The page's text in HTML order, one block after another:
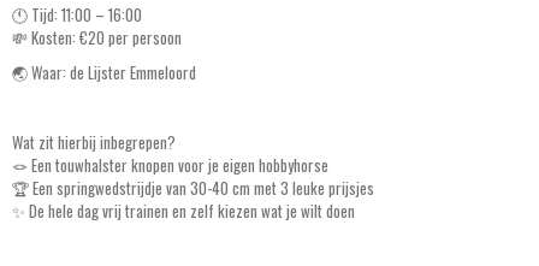
🕚 Tijd: 11:00 – 16:00
💸 Kosten: €20 per persoon
🌏 Waar: de Lijster Emmeloord
Wat zit hierbij inbegrepen?
🪢 Een touwhalster knopen voor je eigen hobbyhorse
🏆 Een springwedstrijdje van 30-40 cm met 3 leuke prijsjes
✨ De hele dag vrij trainen en zelf kiezen wat je wilt doen